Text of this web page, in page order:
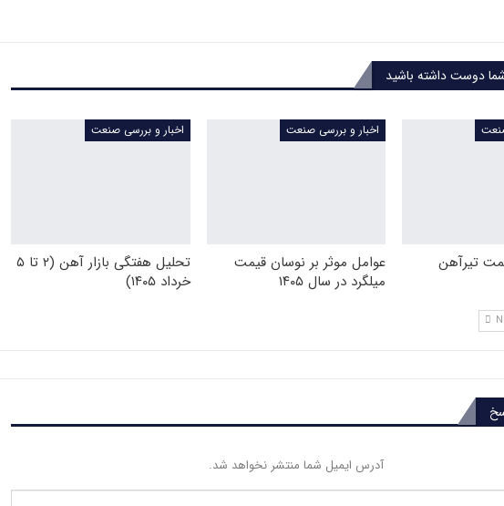
دوست داشته باشید
تیرآهن
اخبار و بررسی صنعت
عوامل موثر بر نوسان قیمت
میلگرد در سال ۱۴۰۵
اخبار و بررسی صنعت
تحلیل هفتگی بازار آهن (۲ تا ۵
خرداد ۱۴۰۵)
آدرس ایمیل شما منتشر نخواهد شد.